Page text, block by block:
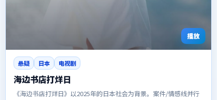
播放
悬疑 日本 电视剧
海边书店打烊日
《海边书店打烊日》以2025年的日本社会为背景。案件/情感线并行